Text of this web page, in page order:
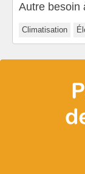
Autre besoin
Climatisation